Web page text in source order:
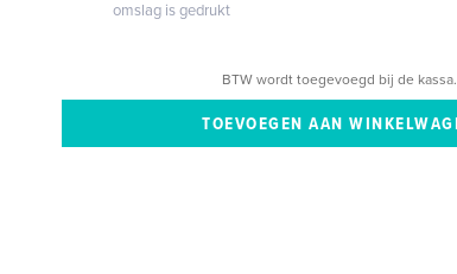
omslag is gedrukt
BTW wordt toegevoegd bij de kassa.